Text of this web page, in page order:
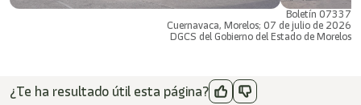
Boletín 07337
Cuernavaca, Morelos; 07 de julio de 2026
DGCS del Gobierno del Estado de Morelos
¿Te ha resultado útil esta página?